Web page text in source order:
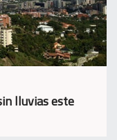
lluvias este